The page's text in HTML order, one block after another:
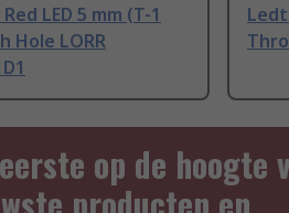
LED 5 mm (T-1
Hole LORR
op de hoogte